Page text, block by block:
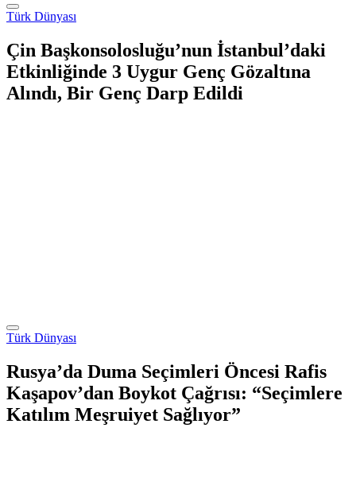
Türk Dünyası
Çin Başkonsolosluğu’nun İstanbul’daki
Etkinliğinde 3 Uygur Genç Gözaltına
Alındı, Bir Genç Darp Edildi
Türk Dünyası
Rusya’da Duma Seçimleri Öncesi Rafis
Kaşapov’dan Boykot Çağrısı: “Seçimlere
Katılım Meşruiyet Sağlıyor”